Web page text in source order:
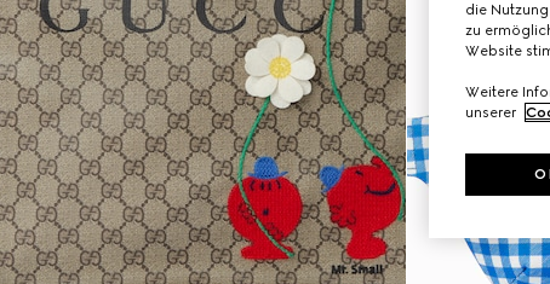
die
zu
Website
Weitere
unserer